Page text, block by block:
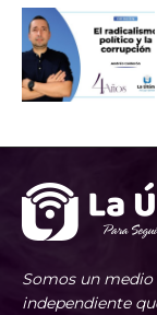
Somos un
independiente